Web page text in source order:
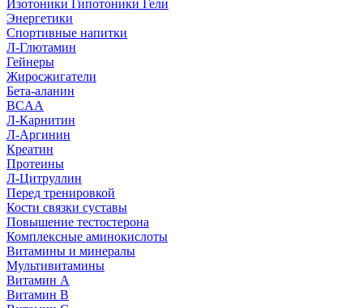
Изотоники Гипотоники Гели
Энергетики
Спортивные напитки
Л-Глютамин
Гейнеры
Жиросжигатели
Бета-аланин
BCAA
Л-Карнитин
Л-Аргинин
Креатин
Протеины
Л-Цитруллин
Перед тренировкой
Кости связки суставы
Повышение тестостерона
Комплексные аминокислоты
Витамины и минералы
Мультивитамины
Витамин A
Витамин B